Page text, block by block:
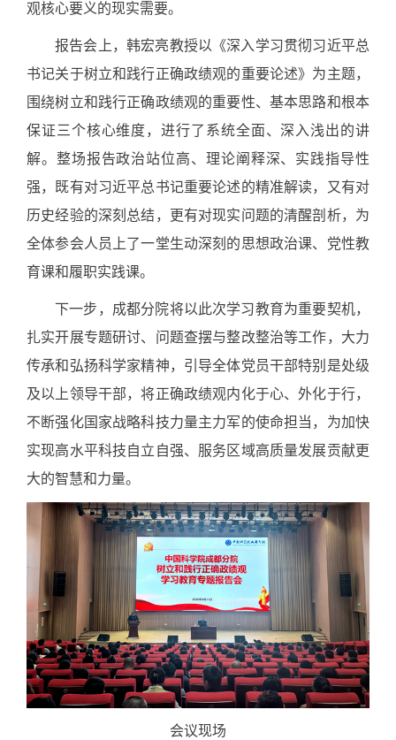
观核心要义的现实需要。
报告会上，韩宏亮教授以《深入学习贯彻习近平总
书记关于树立和践行正确政绩观的重要论述》为主题，
围绕树立和践行正确政绩观的重要性、基本思路和根本
保证三个核心维度，进行了系统全面、深入浅出的讲
解。整场报告政治站位高、理论阐释深、实践指导性
强，既有对习近平总书记重要论述的精准解读，又有对
历史经验的深刻总结，更有对现实问题的清醒剖析，为
全体参会人员上了一堂生动深刻的思想政治课、党性教
育课和履职实践课。
下一步，成都分院将以此次学习教育为重要契机，
扎实开展专题研讨、问题查摆与整改整治等工作，大力
传承和弘扬科学家精神，引导全体党员干部特别是处级
及以上领导干部，将正确政绩观内化于心、外化于行，
不断强化国家战略科技力量主力军的使命担当，为加快
实现高水平科技自立自强、服务区域高质量发展贡献更
大的智慧和力量。
会议现场